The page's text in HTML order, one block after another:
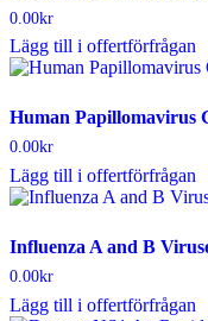
0.00kr
Lägg till i offertförfrågan
Human Papillomavirus
0.00kr
Lägg till i offertförfrågan
Influenza A and B
0.00kr
Lägg till i offertförfrågan